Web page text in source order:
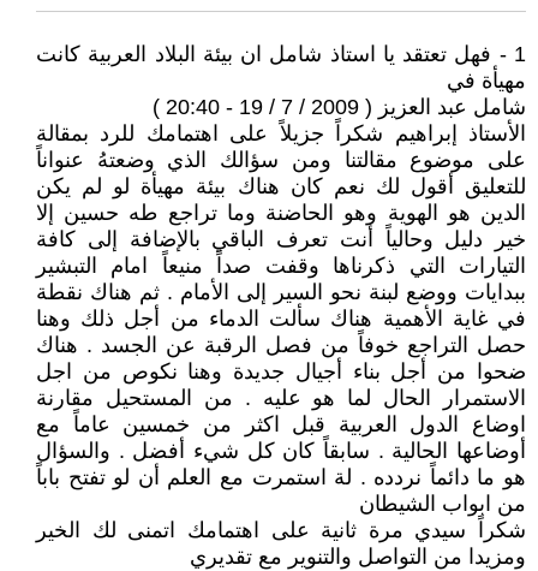
1 - فهل تعتقد يا استاذ شامل ان بيئة البلاد العربية كانت
مهيأة في
شامل عبد العزيز ( 2009 / 7 / 19 - 20:40 )
الأستاذ إبراهيم شكراً جزيلاً على اهتمامك للرد بمقالة
على موضوع مقالتنا ومن سؤالك الذي وضعتهُ عنواناً
للتعليق أقول لك نعم كان هناك بيئة مهيأة لو لم يكن
الدين هو الهوية وهو الحاضنة وما تراجع طه حسين إلا
خير دليل وحالياً أنت تعرف الباقي بالإضافة إلى كافة
التيارات التي ذكرناها وقفت صداً منيعاً امام التبشير
ببدايات ووضع لبنة نحو السير إلى الأمام . ثم هناك نقطة
في غاية الأهمية هناك سألت الدماء من أجل ذلك وهنا
حصل التراجع خوفاً من فصل الرقبة عن الجسد . هناك
ضحوا من أجل بناء أجيال جديدة وهنا نكوص من اجل
الاستمرار الحال لما هو عليه . من المستحيل مقارنة
اوضاع الدول العربية قبل اكثر من خمسين عاماً مع
أوضاعها الحالية . سابقاً كان كل شيء أفضل . والسؤال
هو ما دائماً نردده . لة استمرت مع العلم أن لو تفتح باباً
من ابواب الشيطان
شكراً سيدي مرة ثانية على اهتمامك اتمنى لك الخير
ومزيدا من التواصل والتنوير مع تقديري